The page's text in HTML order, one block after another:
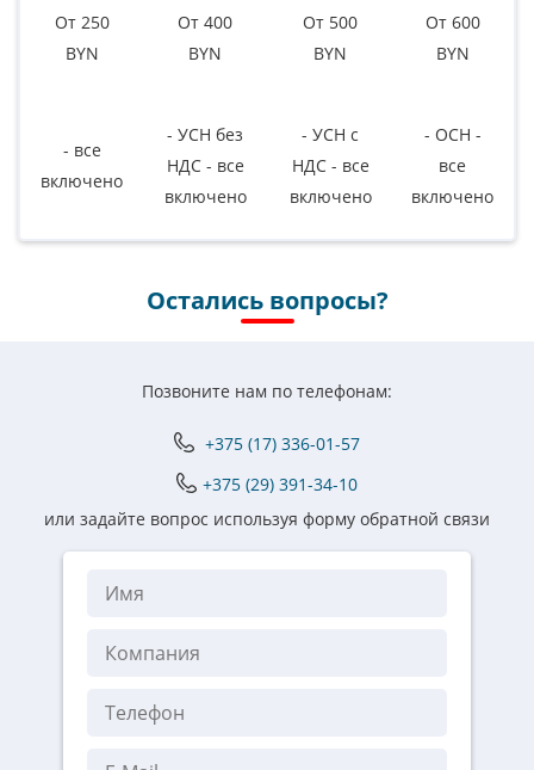
От 250
BYN
От 400
BYN
От 500
BYN
От 600
BYN
- все
включено
- УСН без
НДС - все
включено
- УСН c
НДС - все
включено
- ОСН -
все
включено
Остались вопросы?
Позвоните нам по телефонам:
+375 (17) 336-01-57
+375 (29) 391-34-10
или задайте вопрос используя форму обратной связи